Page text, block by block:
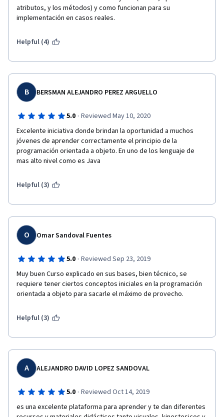
atributos, y los métodos) y como funcionan para su
implementación en casos reales.
Helpful (4)
B BERSMAN ALEJANDRO PEREZ ARGUELLO
5.0 · Reviewed May 10, 2020
Excelente iniciativa donde brindan la oportunidad a muchos
jóvenes de aprender correctamente el principio de la
programación orientada a objeto. En uno de los lenguaje de
mas alto nivel como es Java
Helpful (3)
O Omar Sandoval Fuentes
5.0 · Reviewed Sep 23, 2019
Muy buen Curso explicado en sus bases, bien técnico, se
requiere tener ciertos conceptos iniciales en la programación
orientada a objeto para sacarle el máximo de provecho.
Helpful (3)
A ALEJANDRO DAVID LOPEZ SANDOVAL
5.0 · Reviewed Oct 14, 2019
es una excelente plataforma para aprender y te dan diferentes